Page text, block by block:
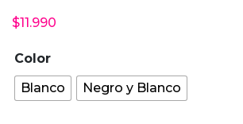
$11.990
Color
Blanco
Negro y Blanco